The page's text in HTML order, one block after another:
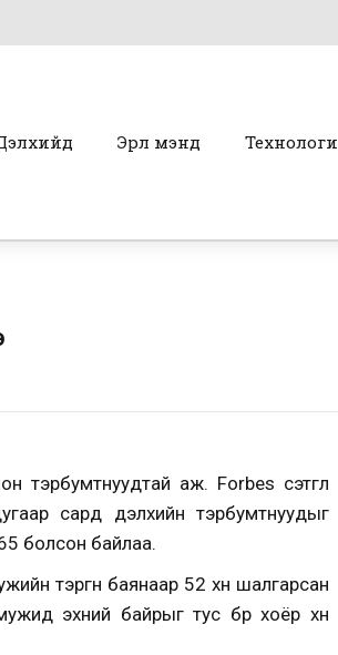
Эрүүл мэнд Технологи
аж. Forbes сэтгүүл
сард дэлхийн тэрбумтнуудыг
болсон байлаа.
тэргүүн баянаар 52 хүн шалгарсан
эхний байрыг тус бүр хоёр хүн